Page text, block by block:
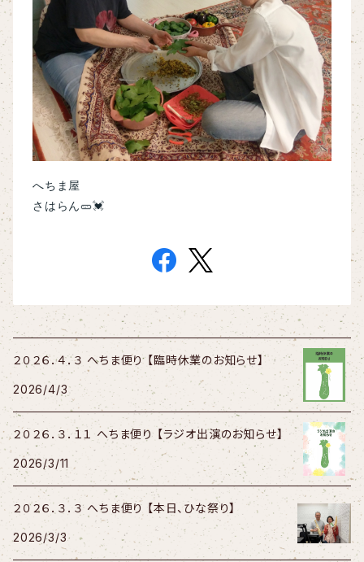
へちま屋
さはらん🥒💓
２０２６．４．３ へちま便り 【臨時休業のお知らせ】
2026/4/3
２０２６．３．１１ へちま便り 【ラジオ出演のお知らせ】
2026/3/11
２０２６．３．３ へちま便り 【本日、ひな祭り】
2026/3/3